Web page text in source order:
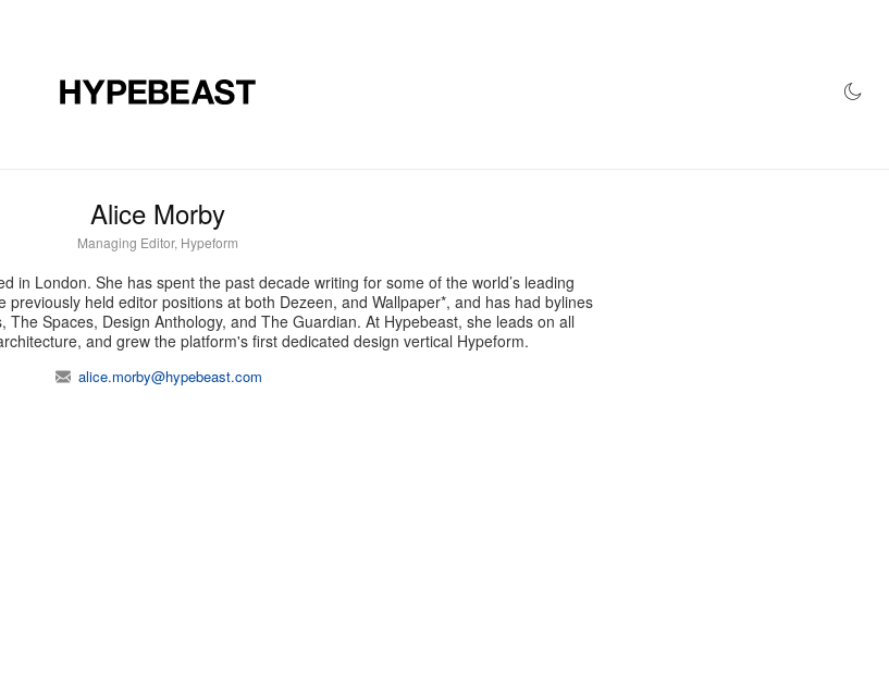
Alice Morby
Managing Editor, Hypeform
in London. She has spent the past decade writing for some of the world’s leading
held editor positions at both Dezeen, and Wallpaper*, and has had bylines
The Spaces, Design Anthology, and The Guardian. At Hypebeast, she leads on all
and grew the platform's first dedicated design vertical Hypeform.
alice.morby@hypebeast.com